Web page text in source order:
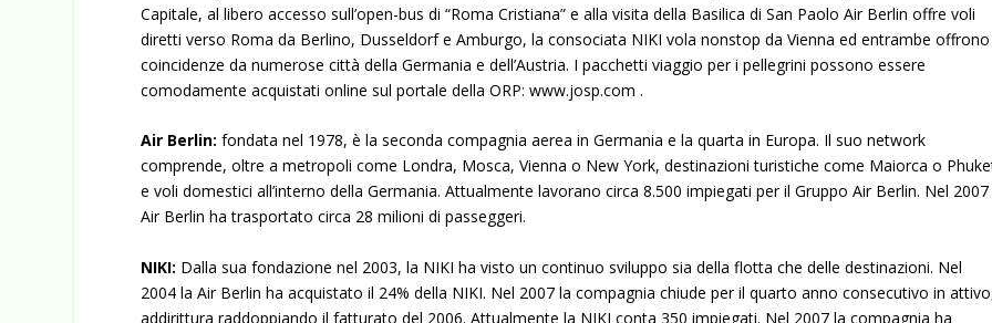
Capitale, al libero accesso sull’open-bus di “Roma Cristiana” e alla visita della Basilica di San Paolo Air Berlin offre voli
diretti verso Roma da Berlino, Dusseldorf e Amburgo, la consociata NIKI vola nonstop da Vienna ed entrambe offrono
coincidenze da numerose città della Germania e dell’Austria. I pacchetti viaggio per i pellegrini possono essere
comodamente acquistati online sul portale della ORP: www.josp.com .
Air Berlin: fondata nel 1978, è la seconda compagnia aerea in Germania e la quarta in Europa. Il suo network
comprende, oltre a metropoli come Londra, Mosca, Vienna o New York, destinazioni turistiche come Maiorca o
e voli domestici all’interno della Germania. Attualmente lavorano circa 8.500 impiegati per il Gruppo Air Berlin. Nel 2007
Air Berlin ha trasportato circa 28 milioni di passeggeri.
NIKI: Dalla sua fondazione nel 2003, la NIKI ha visto un continuo sviluppo sia della flotta che delle destinazioni. Nel
2004 la Air Berlin ha acquistato il 24% della NIKI. Nel 2007 la compagnia chiude per il quarto anno consecutivo in
addirittura raddoppiando il fatturato del 2006. Attualmente la NIKI conta 350 impiegati. Nel 2007 la compagnia ha